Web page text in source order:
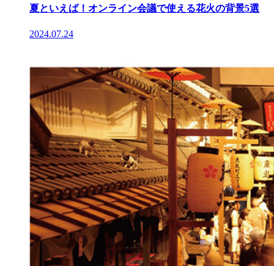
夏といえば！オンライン会議で使える花火の背景5選
2024.07.24